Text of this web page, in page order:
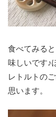
食べてみる
味しいです♪
レトルトの
思います。